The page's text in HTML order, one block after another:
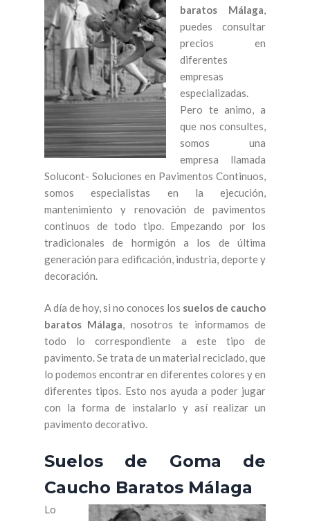
baratos Málaga
puedes consultar
precios en
diferentes
empresas
especializadas.
Pero te animo, a
que nos consultes,
somos una
empresa llamada
Solucont- Soluciones en Pavimentos Continuos,
somos especialistas en la ejecución,
mantenimiento y renovación de pavimentos
continuos de todo tipo. Empezando por los
tradicionales de hormigón a los de última
generación para edificación, industria, deporte y
decoración.
A día de hoy, si no conoces los suelos de caucho
baratos Málaga, nosotros te informamos de
todo lo correspondiente a este tipo de
pavimento. Se trata de un material reciclado, que
lo podemos encontrar en diferentes colores y en
diferentes tipos. Esto nos ayuda a poder jugar
con la forma de instalarlo y así realizar un
pavimento decorativo.
Suelos de Goma de
Caucho Baratos Málaga
Lo